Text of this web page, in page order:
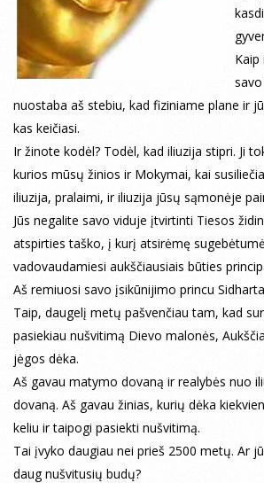
nuostaba aš stebiu, kad fiziniame plane ir
kas keičiasi.
Ir žinote kodėl? Todėl, kad iliuzija stipri. Ji
kurios mūsų žinios ir Mokymai, kai
iliuzija, pralaimi, ir iliuzija jūsų sąmonėje
Jūs negalite savo viduje įtvirtinti Tiesos
atspirties taško, į kurį atsirėmę
vadovaudamiesi aukščiausiais būties
Aš remiuosi savo įsikūnijimo princu
Taip, daugelį metų pašvenčiau tam, kad
pasiekiau nušvitimą Dievo malonės,
jėgos dėka.
Aš gavau matymo dovaną ir realybės nuo
dovaną. Aš gavau žinias, kurių dėka
keliu ir taipogi pasiekti nušvitimą.
Tai įvyko daugiau nei prieš 2500 metų. Ar
daug nušvitusių budų?